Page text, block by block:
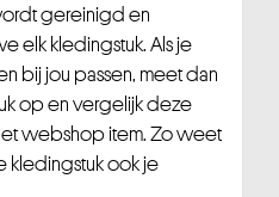
gereinigd en
elk kledingstuk. Als je
bij jou passen, meet dan
op en vergelijk deze
webshop item. Zo weet
kledingstuk ook je